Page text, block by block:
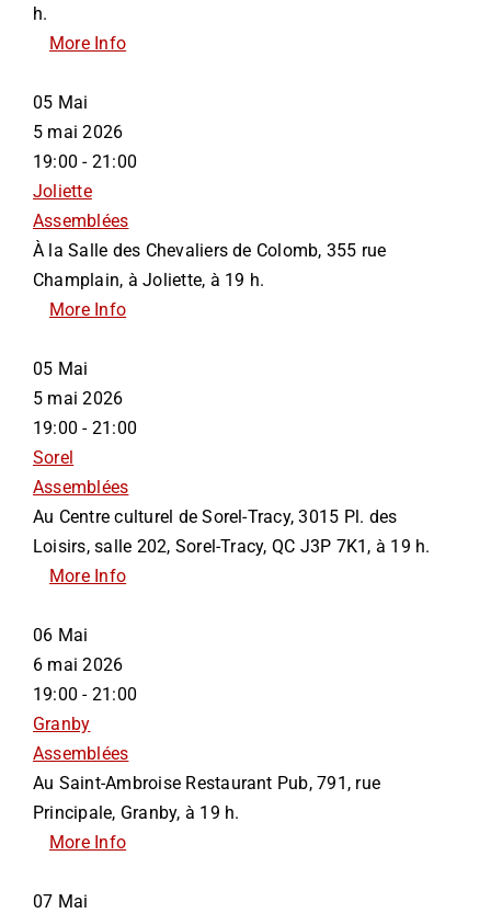
h.
More Info
05 Mai
5 mai 2026
19:00 - 21:00
Joliette
Assemblées
À la Salle des Chevaliers de Colomb, 355 rue
Champlain, à Joliette, à 19 h.
More Info
05 Mai
5 mai 2026
19:00 - 21:00
Sorel
Assemblées
Au Centre culturel de Sorel-Tracy, 3015 Pl. des
Loisirs, salle 202, Sorel-Tracy, QC J3P 7K1, à 19 h.
More Info
06 Mai
6 mai 2026
19:00 - 21:00
Granby
Assemblées
Au Saint-Ambroise Restaurant Pub, 791, rue
Principale, Granby, à 19 h.
More Info
07 Mai